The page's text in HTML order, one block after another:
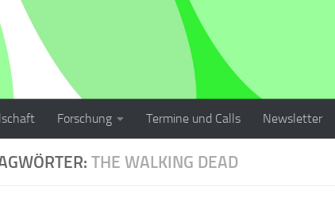
Forschung Termine und Calls Newsletter
THE WALKING DEAD